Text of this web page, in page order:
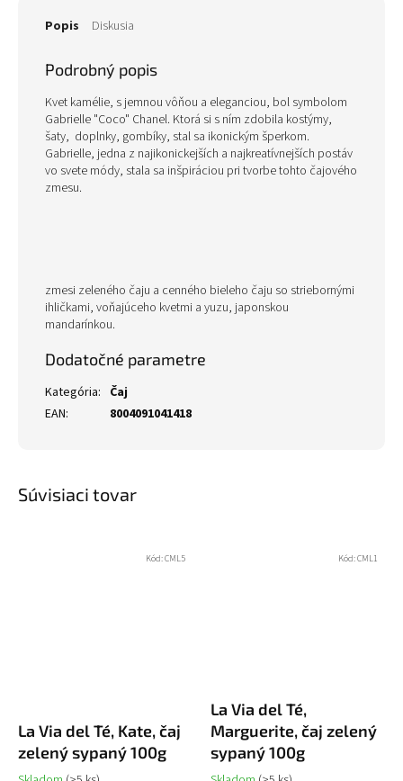
Popis Diskusia
Podrobný popis
Kvet kamélie, s jemnou vôňou a eleganciou, bol symbolom
Gabrielle "Coco" Chanel. Ktorá si s ním zdobila kostýmy,
šaty, doplnky, gombíky, stal sa ikonickým šperkom.
Gabrielle, jedna z najikonickejších a najkreatívnejších postáv
vo svete módy, stala sa inšpiráciou pri tvorbe tohto čajového
zmesu.
zmesi zeleného čaju a cenného bieleho čaju so striebornými
ihličkami, voňajúceho kvetmi a yuzu, japonskou
mandarínkou.
Dodatočné parametre
Kategória: Čaj
EAN: 8004091041418
Súvisiaci tovar
La Via del Té, Kate, čaj
zelený sypaný 100g
Kód:CML5
La Via del Té,
Marguerite, čaj zelený
sypaný 100g
Kód:CML1